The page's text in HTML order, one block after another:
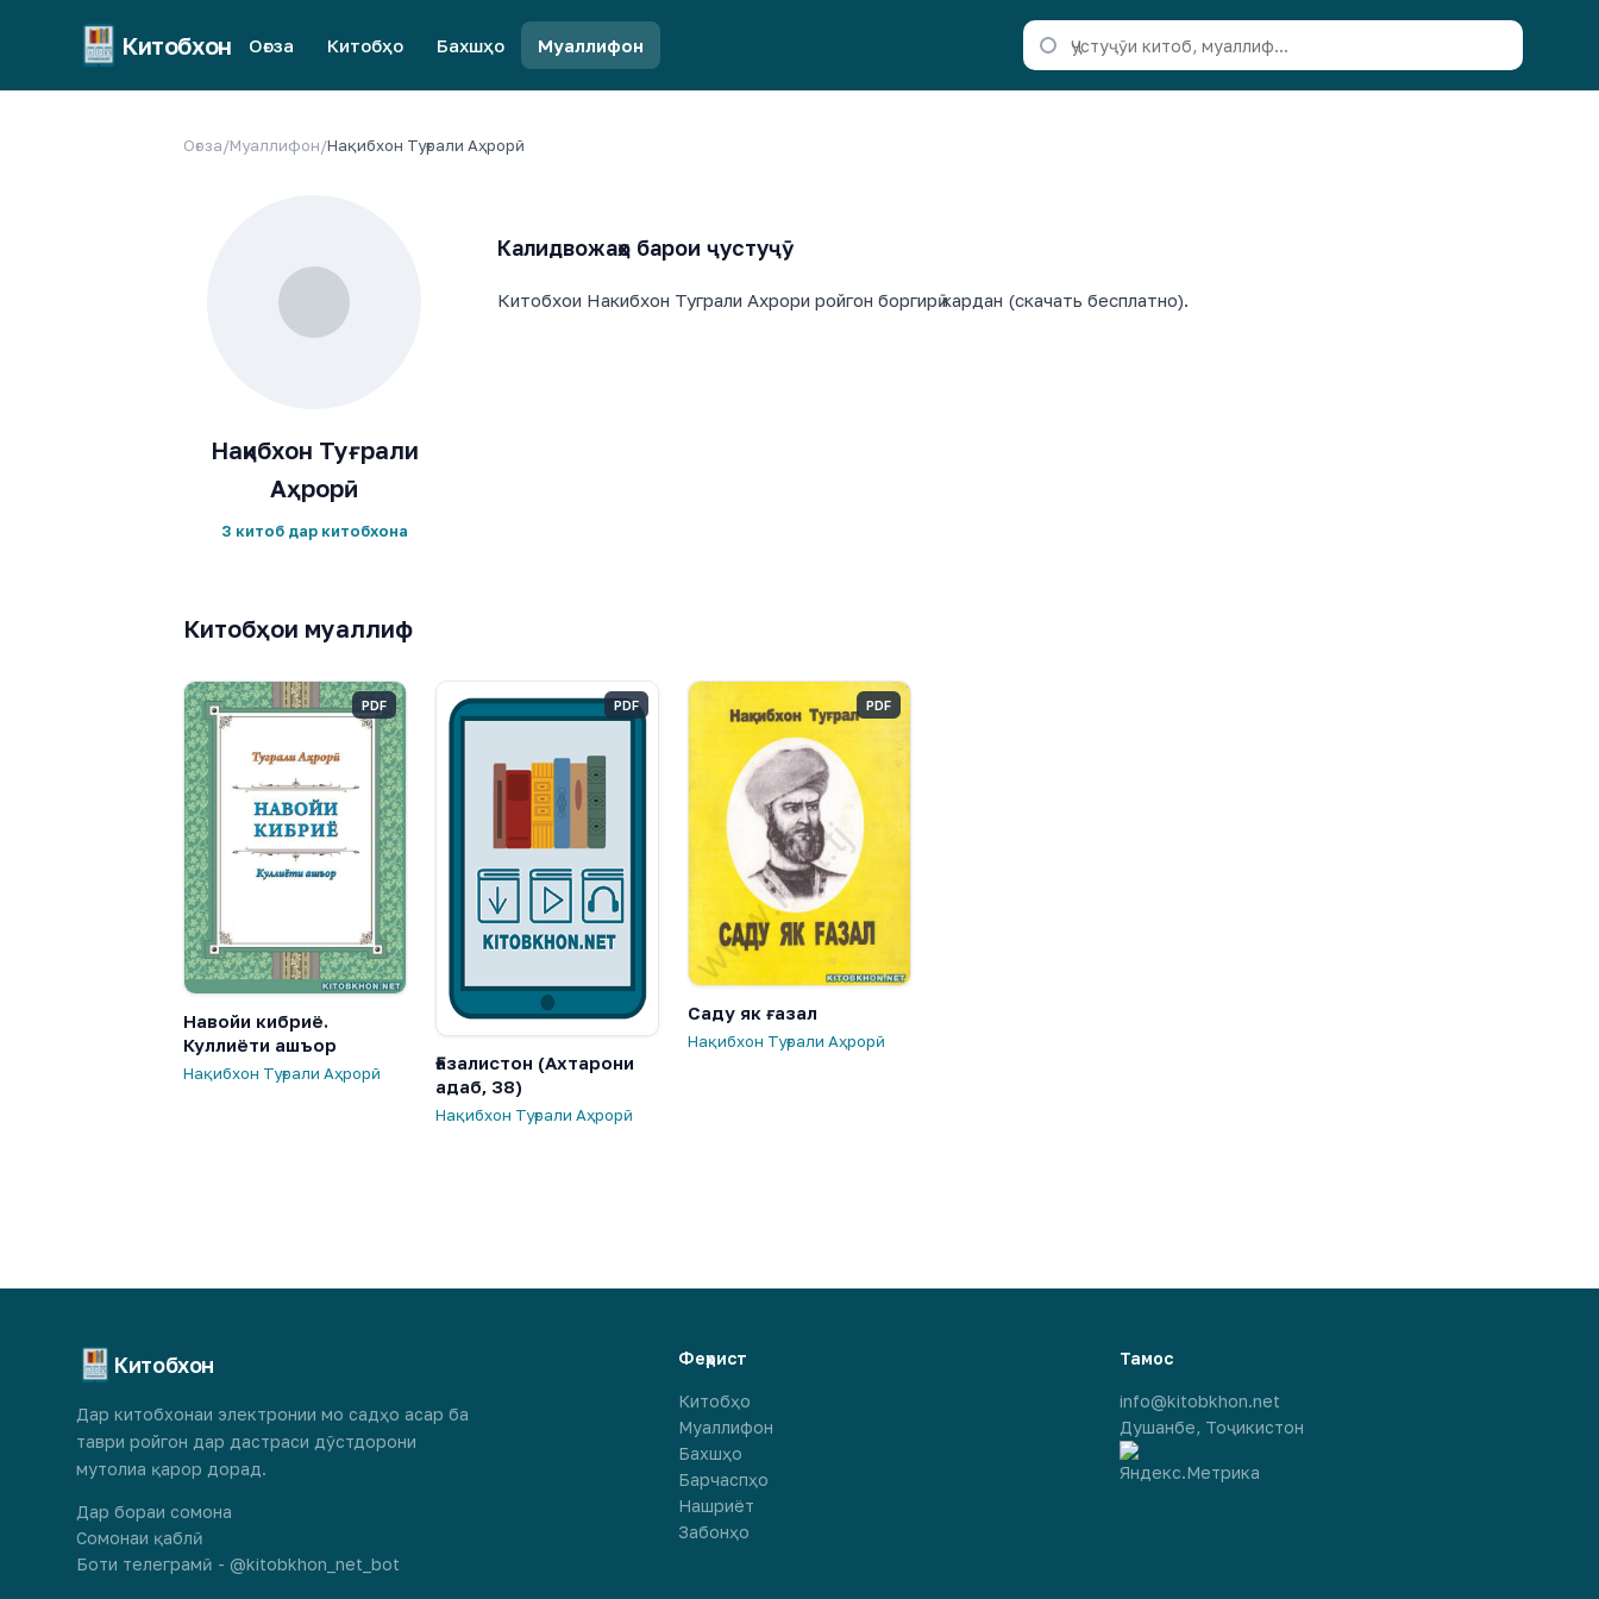
Китобхон Оғоза Китобҳо Бахшҳо Муаллифон
Оғоза/Муаллифон/Нақибхон Туғрали Аҳрорӣ
Нақибхон Туғрали
Аҳрорӣ
3 китоб дар китобхона
Калидвожаҳо барои ҷустуҷӯ
Китобхои Накибхон Туграли Ахрори ройгон боргирӣ кардан (скачать бесплатно).
Китобҳои муаллиф
PDF
Навойи кибриё.
Куллиёти ашъор
Нақибхон Туғрали Аҳрорӣ
PDF
Ғазалистон (Ахтарони
адаб, 38)
Нақибхон Туғрали Аҳрорӣ
PDF
Саду як ғазал
Нақибхон Туғрали Аҳрорӣ
Китобхон
Дар китобхонаи электронии мо садҳо асар ба
таври ройгон дар дастраси дӯстдорони
мутолиа қарор дорад.
Дар бораи сомона
Сомонаи қаблӣ
Боти телеграмӣ - @kitobkhon_net_bot
Феҳрист
Китобҳо
Муаллифон
Бахшҳо
Барчаспҳо
Нашриёт
Забонҳо
Тамос
info@kitobkhon.net
Душанбе, Тоҷикистон